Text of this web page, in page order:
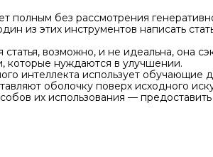
без рассмотрения
из этих инструментов написать
возможно, и не идеальна, она
которые нуждаются в улучшении.
интеллекта использует
оболочку поверх исходного
их использования —